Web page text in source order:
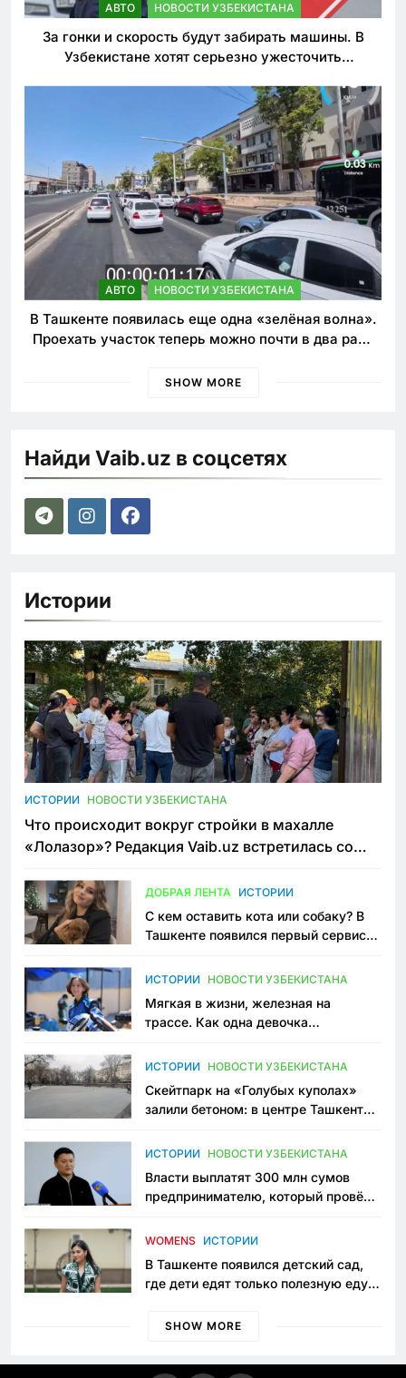
АВТО НОВОСТИ УЗБЕКИСТАНА
За гонки и скорость будут забирать машины. В
Узбекистане хотят серьезно ужесточить
АВТО НОВОСТИ УЗБЕКИСТАНА
В Ташкенте появилась еще одна «зелёная волна».
Проехать участок теперь можно почти в два раза
SHOW MORE
Найди Vaib.uz в соцсетях
Истории
ИСТОРИИ НОВОСТИ УЗБЕКИСТАНА
Что происходит вокруг стройки в махалле
«Лолазор»? Редакция Vaib.uz встретилась со
ДОБРАЯ ЛЕНТА ИСТОРИИ
С кем оставить кота или собаку? В
Ташкенте появился первый сервис
ИСТОРИИ НОВОСТИ УЗБЕКИСТАНА
Мягкая в жизни, железная на
трассе. Как одна девочка
Узбекистане
ИСТОРИИ НОВОСТИ УЗБЕКИСТАНА
Скейтпарк на «Голубых куполах»
залили бетоном: в центре Ташкента
пространство
ИСТОРИИ НОВОСТИ УЗБЕКИСТАНА
Власти выплатят 300 млн сумов
предпринимателю, который провёл
приговору
WOMENS ИСТОРИИ
В Ташкенте появился детский сад,
где дети едят только полезную еду.
просить «кашу без сахара»
SHOW MORE